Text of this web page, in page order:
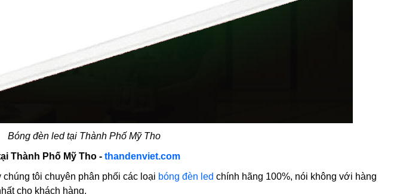
Bóng đèn led tại Thành Phố Mỹ Tho
Thành Phố Mỹ Tho - thandenviet.com
tôi chuyên phân phối các loại bóng đèn led chính hãng 100%, nói không với hàng
cho khách hàng.